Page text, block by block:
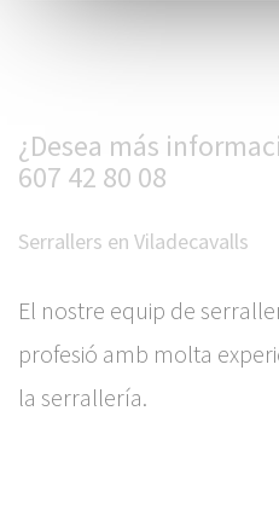
¿Desea más
607 42 80 08
Serrallers en Viladecavalls
El nostre equip de
profesió amb molta
la serrallería.